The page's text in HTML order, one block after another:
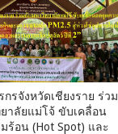
กรจังหวัดเชียงราย ร่วม
าลัยแม่โจ้ ขับเคลื่อน
ร้อน (Hot Spot) และ